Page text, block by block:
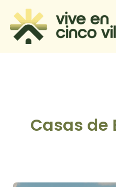
contenido
Casas de